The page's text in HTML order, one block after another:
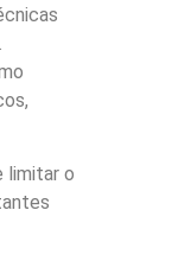
limitar o